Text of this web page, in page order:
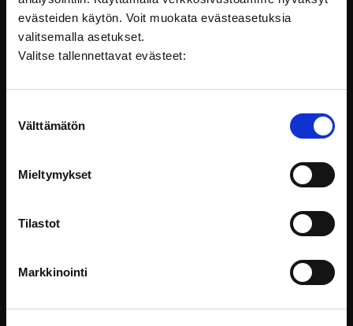
evästeiden käytön. Voit muokata evästeasetuksia
valitsemalla asetukset.
Valitse tallennettavat evästeet:
valinta
Välttämätön
Mieltymykset
Tilastot
Markkinointi
Sosiaalihuollon kirjaamisen peruskurssi